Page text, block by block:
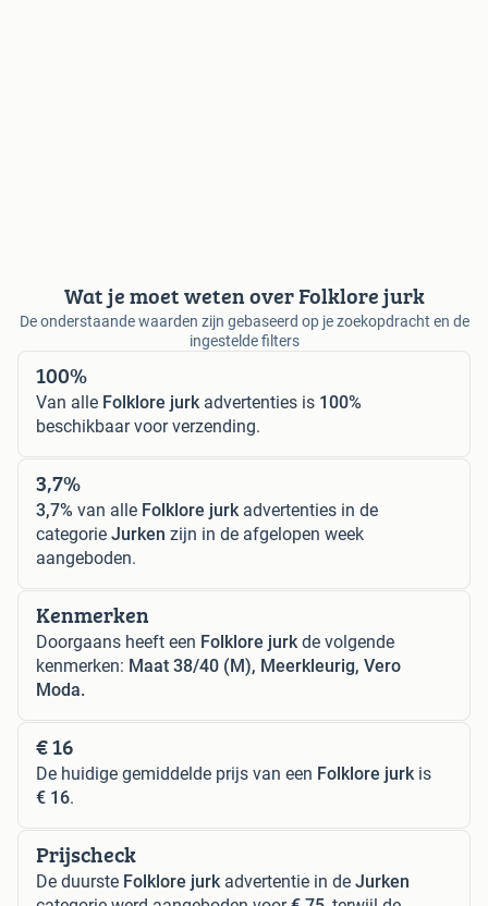
Wat je moet weten over Folklore jurk
De onderstaande waarden zijn gebaseerd op je zoekopdracht en de
ingestelde filters
100%
Van alle Folklore jurkadvertenties is 100%
beschikbaar voor verzending.
3,7%
3,7% van alle Folklore jurkadvertenties in de
categorie Jurken zijn in de afgelopen week
aangeboden.
Kenmerken
Doorgaans heeft een Folklore jurkde volgende
kenmerken: Maat 38/40 (M), Meerkleurig, Vero
Moda.
€ 16
De huidige gemiddelde prijs van een Folklore jurkis
€ 16.
Prijscheck
De duurste Folklore jurkadvertentie in de Jurken